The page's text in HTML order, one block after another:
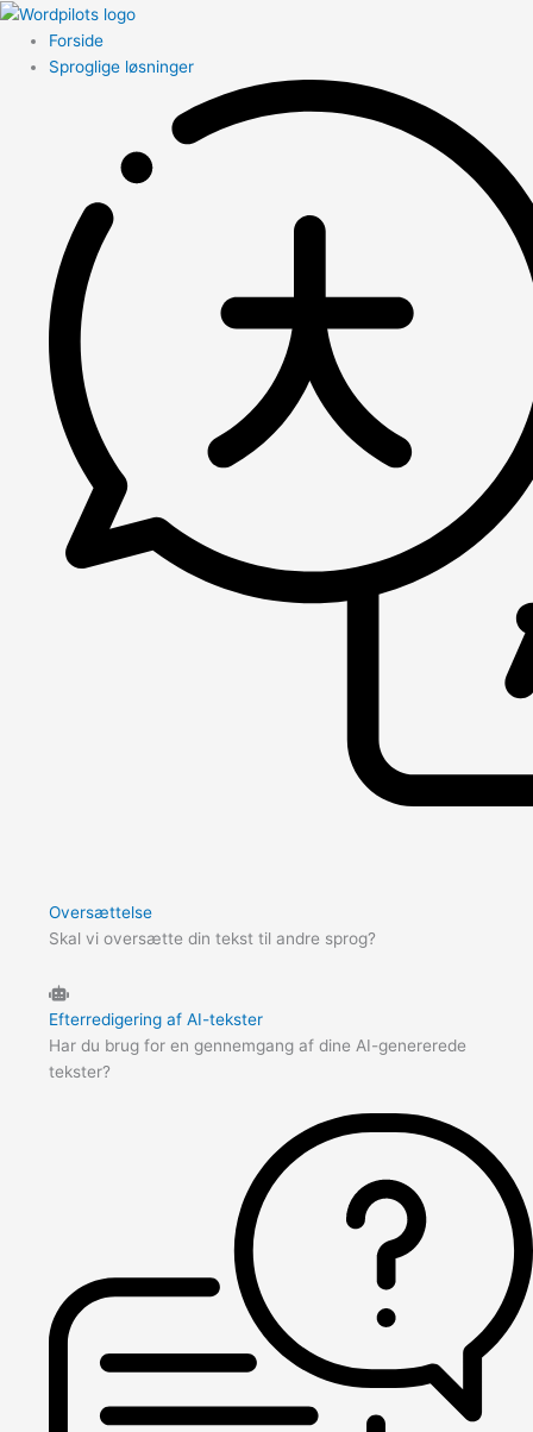
Forside
Sproglige løsninger
Oversættelse
Skal vi oversætte din tekst til andre sprog?
Efterredigering af AI-tekster
Har du brug for en gennemgang af dine AI-genererede
tekster?